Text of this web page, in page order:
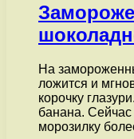
На
ложится и
корочку
банана.
морозилку